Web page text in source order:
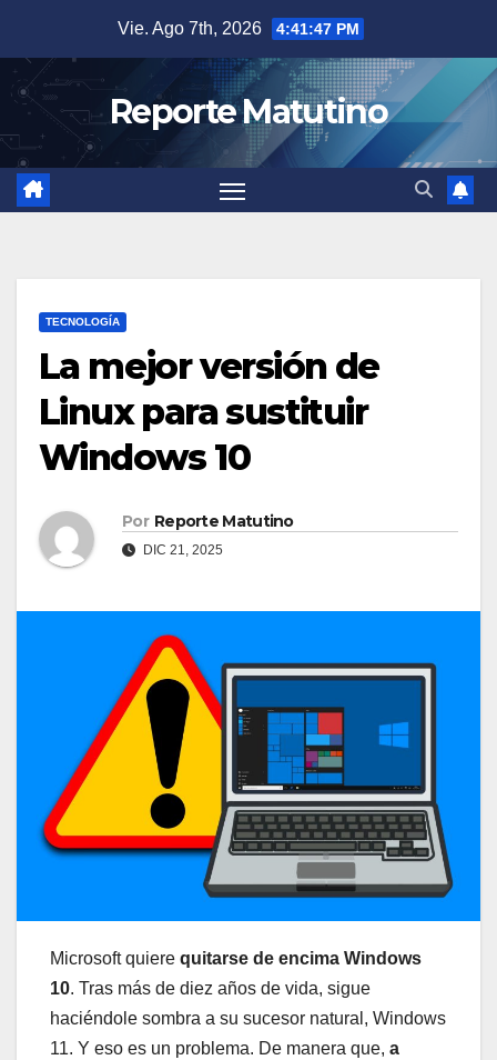
contenido
Vie. Ago 7th, 2026 4:41:49 PM
Reporte Matutino
TECNOLOGÍA
La mejor versión de
Linux para sustituir
Windows 10
Por Reporte Matutino
DIC 21, 2025
Microsoft quiere quitarse de encima Windows
10. Tras más de diez años de vida, sigue
haciéndole sombra a su sucesor natural, Windows
11. Y eso es un problema. De manera que, a